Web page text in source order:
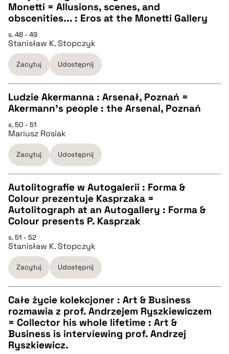
pobierz cytat
CZYSTY TEKST
pobierz cytat
BIBTEX
pobierz cytat
Monetti = Allusions, scenes, and
obscenities... : Eros at the Monetti Gallery
s. 48 - 49
Stanisław K. Stopczyk
Zacytuj Udostępnij
CZYSTY TEKST
pobierz cytat
BIBTEX
pobierz cytat
Ludzie Akermanna : Arsenał, Poznań =
Akermann's people : the Arsenal, Poznań
s. 50 - 51
Mariusz Rosiak
Zacytuj Udostępnij
CZYSTY TEKST
pobierz cytat
BIBTEX
pobierz cytat
Autolitografie w Autogalerii : Forma &
Colour prezentuje Kasprzaka =
Autolitograph at an Autogallery : Forma &
Colour presents P. Kasprzak
s. 51 - 52
Stanisław K. Stopczyk
Zacytuj Udostępnij
CZYSTY TEKST
pobierz cytat
Całe życie kolekcjoner : Art & Business
rozmawia z prof. Andrzejem Ryszkiewiczem
= Collector his whole lifetime : Art &
Business is interviewing prof. Andrzej
Ryszkiewicz.